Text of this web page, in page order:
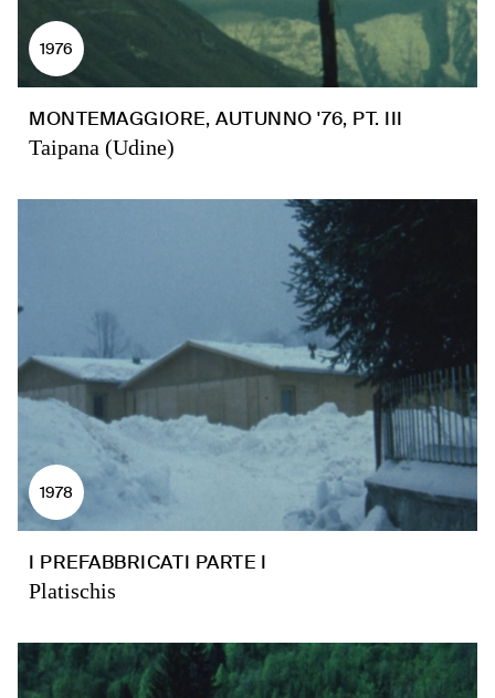
1976
MONTEMAGGIORE, AUTUNNO '76, PT. III
Taipana (Udine)
1978
I PREFABBRICATI PARTE I
Platischis